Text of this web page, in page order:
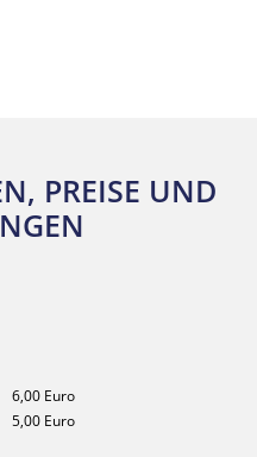
PREISE UND
6,00 Euro
5,00 Euro